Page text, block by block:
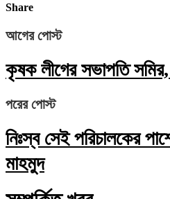
Share
আগের পোস্ট
কৃষক লীগের সভাপতি
পরের পোস্ট
নিঃস্ব সেই পরিচালকের
মাহমুদ